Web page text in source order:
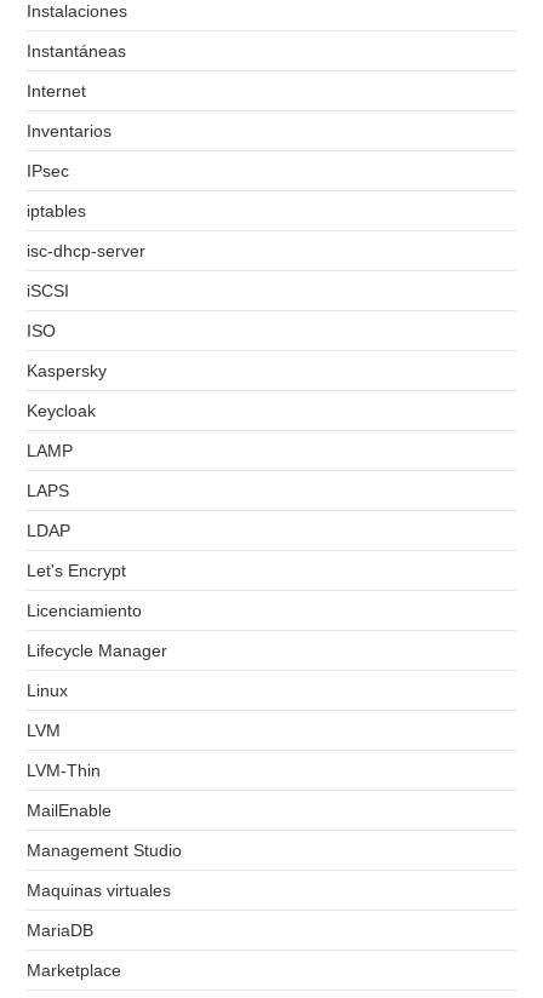
Instalaciones
Instantáneas
Internet
Inventarios
IPsec
iptables
isc-dhcp-server
iSCSI
ISO
Kaspersky
Keycloak
LAMP
LAPS
LDAP
Let's Encrypt
Licenciamiento
Lifecycle Manager
Linux
LVM
LVM-Thin
MailEnable
Management Studio
Maquinas virtuales
MariaDB
Marketplace